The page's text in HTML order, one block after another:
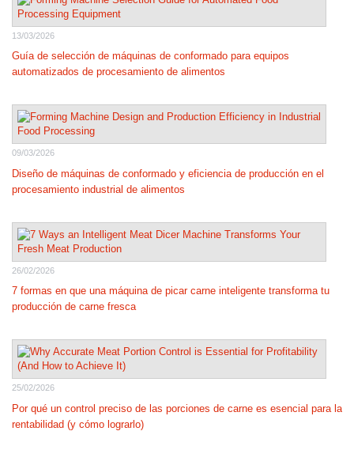
13/03/2026
Guía de selección de máquinas de conformado para equipos
automatizados de procesamiento de alimentos
09/03/2026
Diseño de máquinas de conformado y eficiencia de producción en el
procesamiento industrial de alimentos
26/02/2026
7 formas en que una máquina de picar carne inteligente transforma tu
producción de carne fresca
25/02/2026
Por qué un control preciso de las porciones de carne es esencial para la
rentabilidad (y cómo lograrlo)